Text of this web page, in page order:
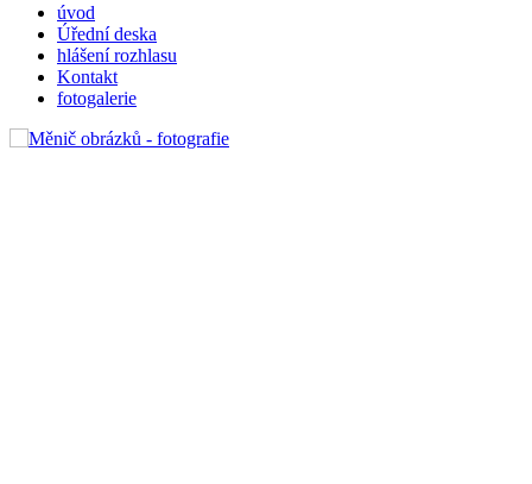
úvod
Úřední deska
hlášení rozhlasu
Kontakt
fotogalerie